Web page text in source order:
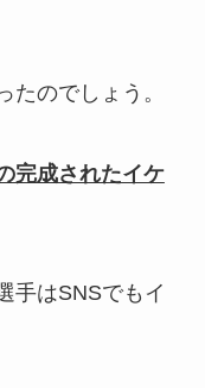
たのでしょう。
完成されたイケ
手はSNSでもイ